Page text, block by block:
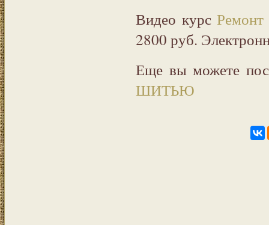
Видео курс
2800 руб.
Еще вы можете
ШИТЬЮ